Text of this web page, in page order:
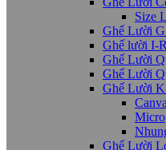
Size L
Ghế Lười
Ghế lười I-
Ghế Lười
Ghế Lười
Ghế Lười
Micro
Ghế Lười